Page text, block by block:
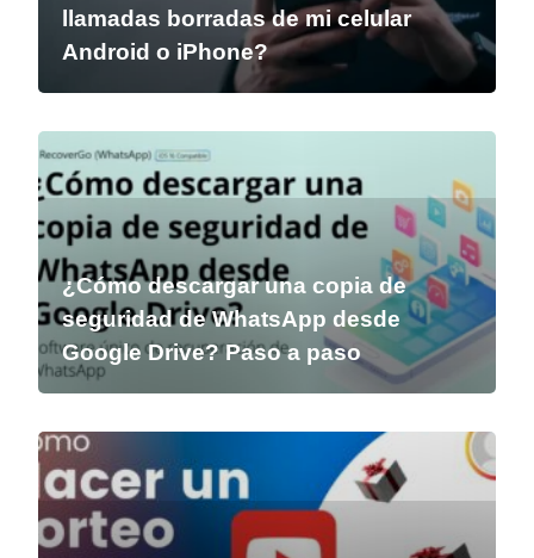
llamadas borradas de mi celular
Android o iPhone?
¿Cómo descargar una copia de
seguridad de WhatsApp desde
Google Drive? Paso a paso